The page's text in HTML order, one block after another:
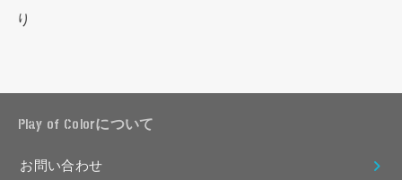
り
Play of Colorについて
お問い合わせ